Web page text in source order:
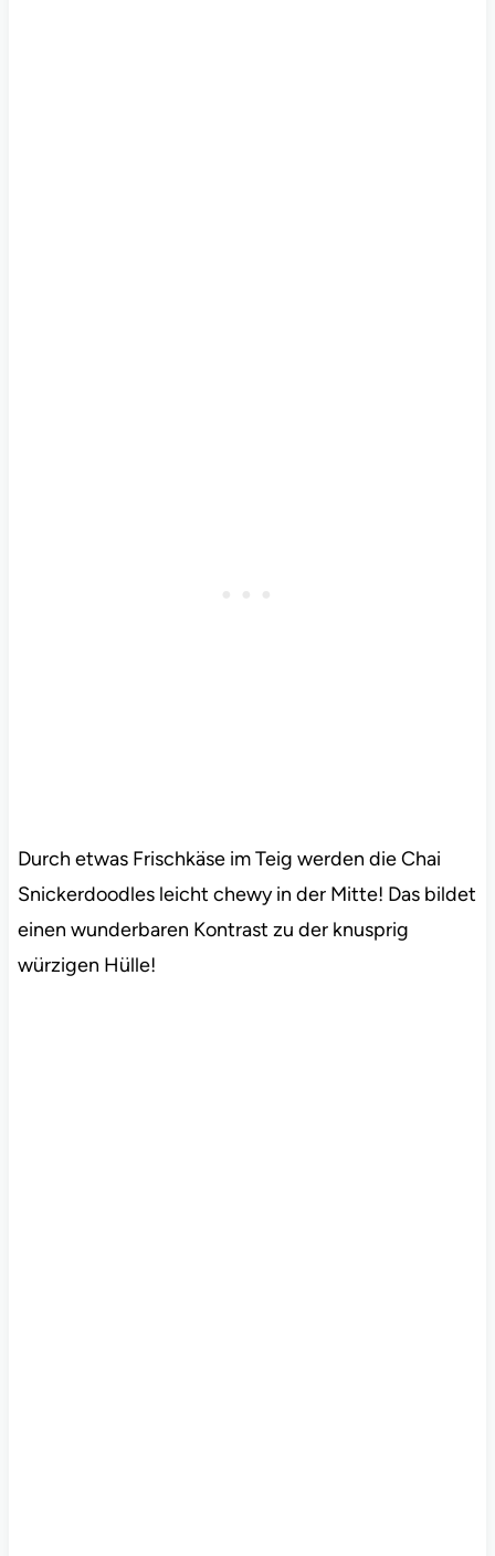
Durch etwas Frischkäse im Teig werden die Chai
Snickerdoodles leicht chewy in der Mitte! Das bildet
einen wunderbaren Kontrast zu der knusprig
würzigen Hülle!